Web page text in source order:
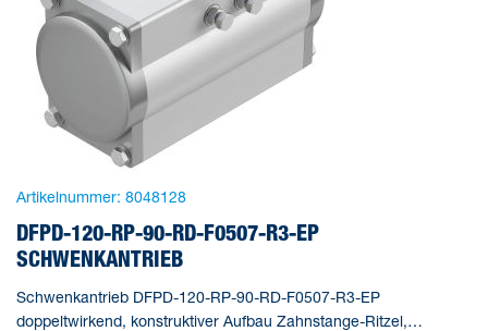
Artikelnummer: 8048128
DFPD-120-RP-90-RD-F0507-R3-EP
SCHWENKANTRIEB
Schwenkantrieb DFPD-120-RP-90-RD-F0507-R3-EP
doppeltwirkend, konstruktiver Aufbau Zahnstange-Ritzel,